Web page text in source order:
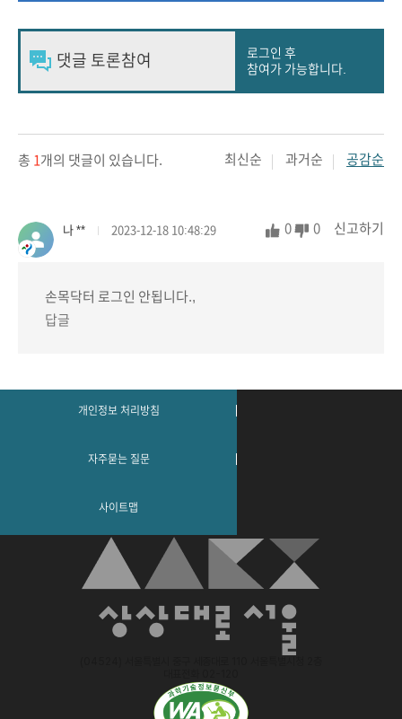
로그인 후
참여가 가능합니다.
총 1 개의 댓글이 있습니다. 최신순 과거순 공감순
나 ** 2023-12-18 10:48:29 0 0 신고하기
손목닥터 로그인 안됩니다.,
답글
개인정보 처리방침
자주묻는 질문
사이트맵